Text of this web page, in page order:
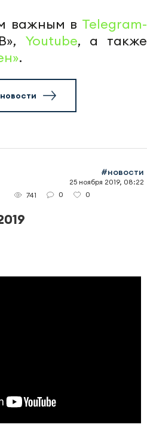
важным в Telegram-
Youtube, а также
.
#новости
25 ноября 2019, 08:22
741
0 0